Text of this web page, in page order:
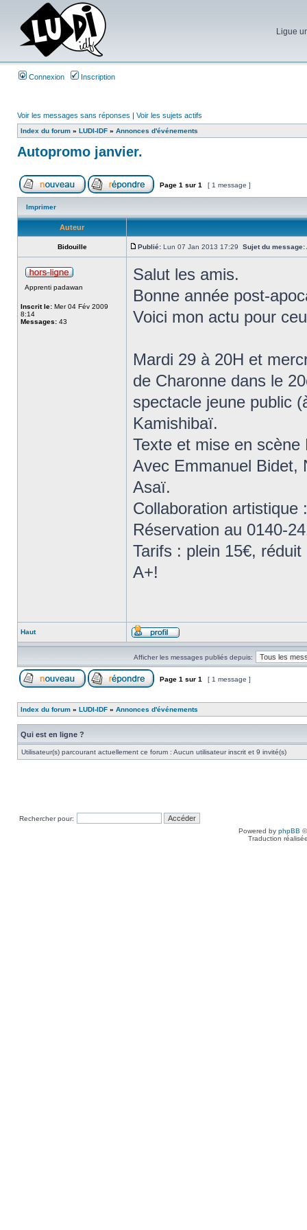
Ligue
Connexion Inscription
Voir les messages sans réponses | Voir les sujets actifs
Index du forum » LUDI-IDF » Annonces d'événements
Autopromo janvier.
Page 1 sur 1 [ 1 message ]
Imprimer
Auteur
Bidouille Publié: Lun 07 Jan 2013 17:29 Sujet du message:
Apprenti padawan
Inscrit le: Mer 04 Fév 2009
8:14
Messages: 43
Salut les amis.
Bonne année post-
Voici mon actu pour
Mardi 29 à 20H et
de Charonne dans le
spectacle jeune public
Kamishibaï.
Texte et mise en scène
Avec Emmanuel Bidet,
Asaï.
Collaboration artistique
Réservation au 0140-
Tarifs : plein 15€,
A+!
Haut
Afficher les messages publiés depuis:
Page 1 sur 1 [ 1 message ]
Index du forum » LUDI-IDF » Annonces d'événements
Qui est en ligne ?
Utilisateur(s) parcourant actuellement ce forum : Aucun utilisateur inscrit et 9 invité(s)
Rechercher pour:
Powered by phpBB
Traduction